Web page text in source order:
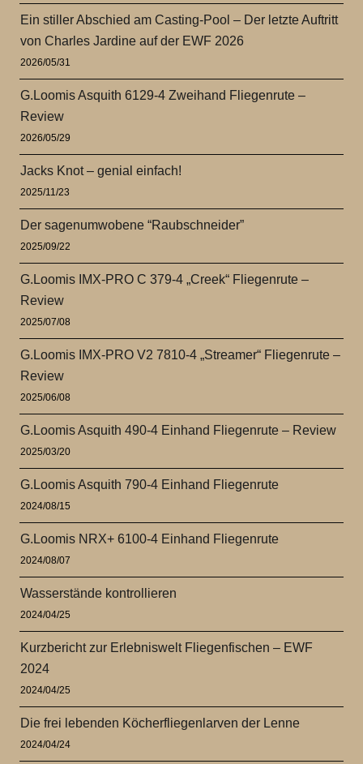
Ein stiller Abschied am Casting-Pool – Der letzte Auftritt
von Charles Jardine auf der EWF 2026
2026/05/31
G.Loomis Asquith 6129-4 Zweihand Fliegenrute –
Review
2026/05/29
Jacks Knot – genial einfach!
2025/11/23
Der sagenumwobene “Raubschneider”
2025/09/22
G.Loomis IMX-PRO C 379-4 „Creek“ Fliegenrute –
Review
2025/07/08
G.Loomis IMX-PRO V2 7810-4 „Streamer“ Fliegenrute –
Review
2025/06/08
G.Loomis Asquith 490-4 Einhand Fliegenrute – Review
2025/03/20
G.Loomis Asquith 790-4 Einhand Fliegenrute
2024/08/15
G.Loomis NRX+ 6100-4 Einhand Fliegenrute
2024/08/07
Wasserstände kontrollieren
2024/04/25
Kurzbericht zur Erlebniswelt Fliegenfischen – EWF
2024
2024/04/25
Die frei lebenden Köcherfliegenlarven der Lenne
2024/04/24